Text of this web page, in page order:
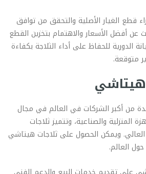
قطع الغيار الأصلية والتحقق من توافق
عن أفضل الأسعار والاهتمام بتخزين القطع
الدورية للحفاظ على أداء الثلاجة بكفاءة
متوقعة.
هيتاشي
من أكبر الشركات في العالم في مجال
المنزلية والصناعية، وتتميز ثلاجات
العالي. ويمكن الحصول على ثلاجات هيتاشي
العالم.